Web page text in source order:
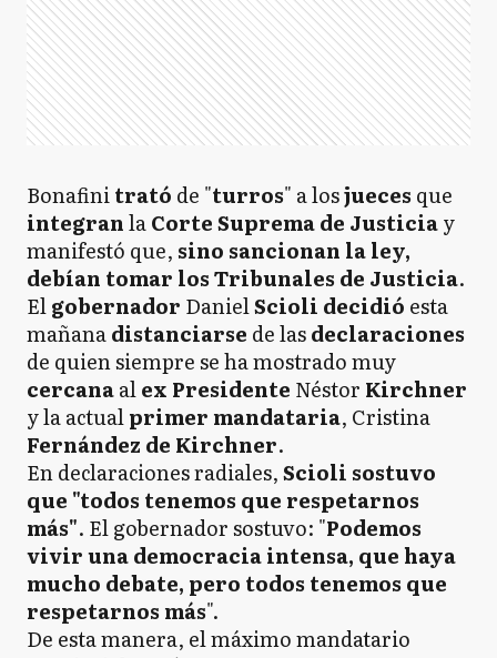
Bonafinitrató de "turros" a losjueces que
integranlaCorte Suprema de Justiciay
manifestó que, sino sancionan la ley,
debían tomar los Tribunales de Justicia.
Elgobernador DanielScioli decidió esta
mañanadistanciarse de lasdeclaraciones
de quien siempre se ha mostrado muy
cercanaalex Presidente Néstor Kirchner
y la actualprimer mandataria, Cristina
Fernández de Kirchner.
En declaraciones radiales,Scioli sostuvo
que "todos tenemos que respetarnos
más". El gobernador sostuvo: "Podemos
vivir una democracia intensa, que haya
mucho debate, pero todos tenemos que
respetarnos más".
De esta manera, el máximo mandatario